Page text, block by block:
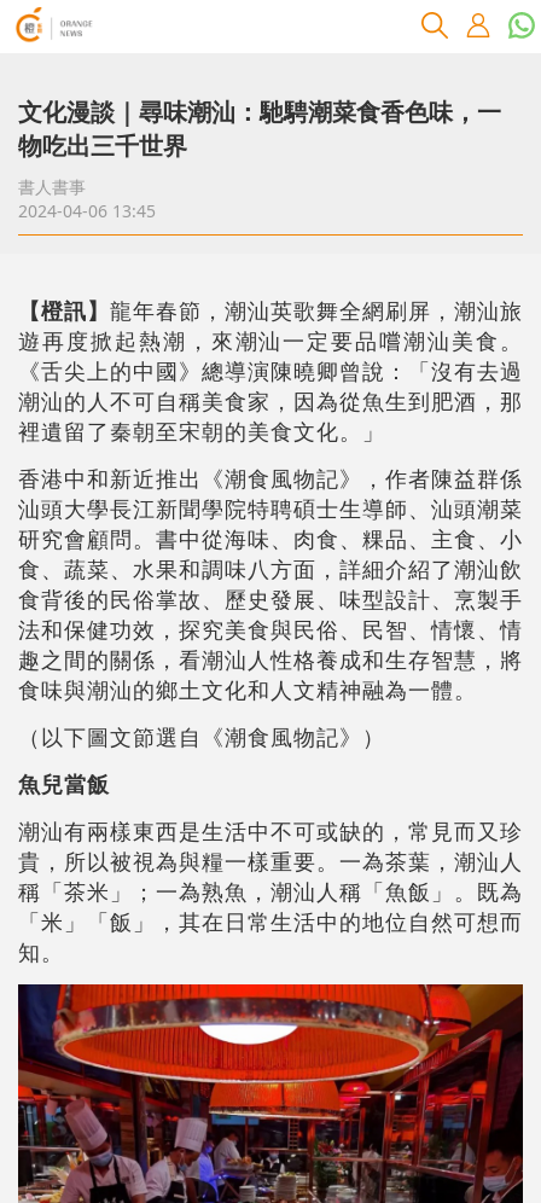
文化漫談｜尋味潮汕：馳騁潮菜食香色味，一
物吃出三千世界
書人書事
2024-04-06 13:45
【橙訊】 龍年春節，潮汕英歌舞全網刷屏，潮汕旅
遊再度掀起熱潮，來潮汕一定要品嚐潮汕美食。
《舌尖上的中國》總導演陳曉卿曾說：「沒有去過
潮汕的人不可自稱美食家，因為從魚生到肥酒，那
裡遺留了秦朝至宋朝的美食文化。」
香港中和新近推出《潮食風物記》，作者陳益群係
汕頭大學長江新聞學院特聘碩士生導師、汕頭潮菜
研究會顧問。書中從海味、肉食、粿品、主食、小
食、蔬菜、水果和調味八方面，詳細介紹了潮汕飲
食背後的民俗掌故、歷史發展、味型設計、烹製手
法和保健功效，探究美食與民俗、民智、情懷、情
趣之間的關係，看潮汕人性格養成和生存智慧，將
食味與潮汕的鄉土文化和人文精神融為一體。
（以下圖文節選自《潮食風物記》）
魚兒當飯
潮汕有兩樣東西是生活中不可或缺的，常見而又珍
貴，所以被視為與糧一樣重要。一為茶葉，潮汕人
稱「茶米」；一為熟魚，潮汕人稱「魚飯」。既為
「米」「飯」，其在日常生活中的地位自然可想而
知。